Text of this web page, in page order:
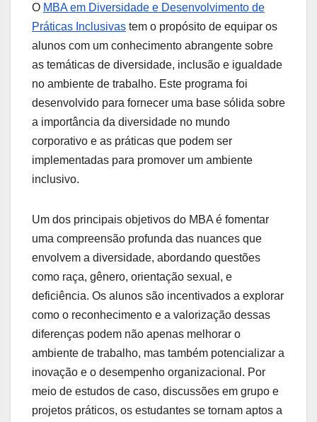
O MBA em Diversidade e Desenvolvimento de
Práticas Inclusivas tem o propósito de equipar os
alunos com um conhecimento abrangente sobre
as temáticas de diversidade, inclusão e igualdade
no ambiente de trabalho. Este programa foi
desenvolvido para fornecer uma base sólida sobre
a importância da diversidade no mundo
corporativo e as práticas que podem ser
implementadas para promover um ambiente
inclusivo.
Um dos principais objetivos do MBA é fomentar
uma compreensão profunda das nuances que
envolvem a diversidade, abordando questões
como raça, gênero, orientação sexual, e
deficiência. Os alunos são incentivados a explorar
como o reconhecimento e a valorização dessas
diferenças podem não apenas melhorar o
ambiente de trabalho, mas também potencializar a
inovação e o desempenho organizacional. Por
meio de estudos de caso, discussões em grupo e
projetos práticos, os estudantes se tornam aptos a